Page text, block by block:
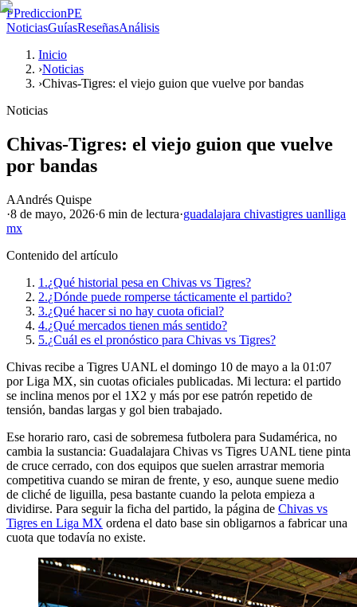
PPrediccionPE
NoticiasGuíasReseñasAnálisis
Inicio
›Noticias
›Chivas-Tigres: el viejo guion que vuelve por bandas
Noticias
Chivas-Tigres: el viejo guion que vuelve
por bandas
AAndrés Quispe
·8 de mayo, 2026·6 min de lectura·guadalajara chivastigres uanlliga
mx
Contenido del artículo
1.¿Qué historial pesa en Chivas vs Tigres?
2.¿Dónde puede romperse tácticamente el partido?
3.¿Qué hacer si no hay cuota oficial?
4.¿Qué mercados tienen más sentido?
5.¿Cuál es el pronóstico para Chivas vs Tigres?
Chivas recibe a Tigres UANL el domingo 10 de mayo a la 01:07
por Liga MX, sin cuotas oficiales publicadas. Mi lectura: el partido
se inclina menos por el 1X2 y más por ese patrón repetido de
tensión, bandas largas y gol bien trabajado.
Ese horario raro, casi de sobremesa futbolera para Sudamérica, no
cambia la sustancia: Guadalajara Chivas vs Tigres UANL tiene pinta
de cruce cerrado, con dos equipos que suelen arrastrar memoria
competitiva cuando se miran de frente, y eso, aunque suene medio
de cliché de liguilla, pesa bastante cuando la pelota empieza a
dividirse. Para seguir la ficha del partido, la página de Chivas vs
Tigres en Liga MX ordena el dato base sin obligarnos a fabricar una
cuota que todavía no existe.